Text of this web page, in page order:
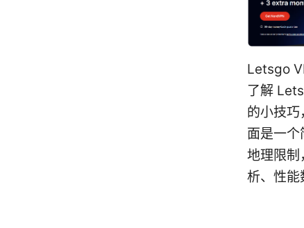
Letsgo
了解
的小技
面是一
地理限制
析、性能